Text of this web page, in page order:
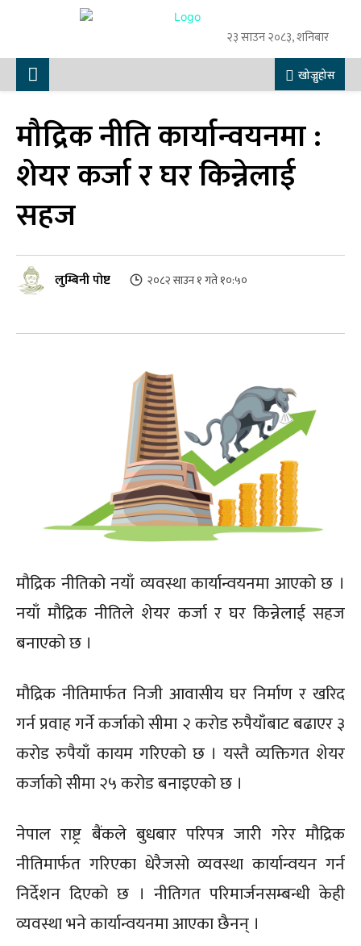
२३ साउन २०८३, शनिबार
खोज्नुहोस
मौद्रिक नीति कार्यान्वयनमा :
शेयर कर्जा र घर किन्नेलाई
सहज
लुम्बिनी पोष्ट २०८२ साउन १ गते १०:५०
मौद्रिक नीतिको नयाँ व्यवस्था कार्यान्वयनमा आएको छ ।
नयाँ मौद्रिक नीतिले शेयर कर्जा र घर किन्नेलाई सहज
बनाएको छ ।
मौद्रिक नीतिमार्फत निजी आवासीय घर निर्माण र खरिद
गर्न प्रवाह गर्ने कर्जाको सीमा २ करोड रुपैयाँबाट बढाएर ३
करोड रुपैयाँ कायम गरिएको छ । यस्तै व्यक्तिगत शेयर
कर्जाको सीमा २५ करोड बनाइएको छ ।
नेपाल राष्ट्र बैंकले बुधबार परिपत्र जारी गरेर मौद्रिक
नीतिमार्फत गरिएका धेरैजसो व्यवस्था कार्यान्वयन गर्न
निर्देशन दिएको छ । नीतिगत परिमार्जनसम्बन्धी केही
व्यवस्था भने कार्यान्वयनमा आएका छैनन् ।